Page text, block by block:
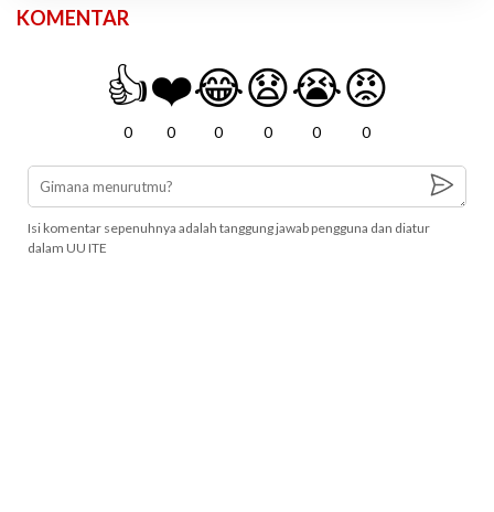
KOMENTAR
👍
0
❤️
0
😂
0
😧
0
😭
0
😡
0
Isi komentar sepenuhnya adalah tanggung jawab pengguna dan diatur
dalam UU ITE